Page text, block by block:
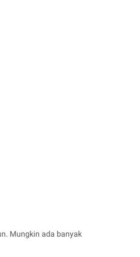
Mungkin ada banyak